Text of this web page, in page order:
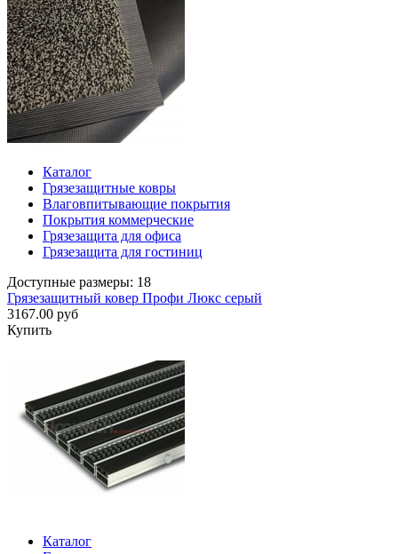
Каталог
Грязезащитные ковры
Влаговпитывающие покрытия
Покрытия коммерческие
Грязезащита для офиса
Грязезащита для гостиниц
Доступные размеры: 18
Грязезащитный ковер Профи Люкс серый
3167.00 руб
Купить
Каталог